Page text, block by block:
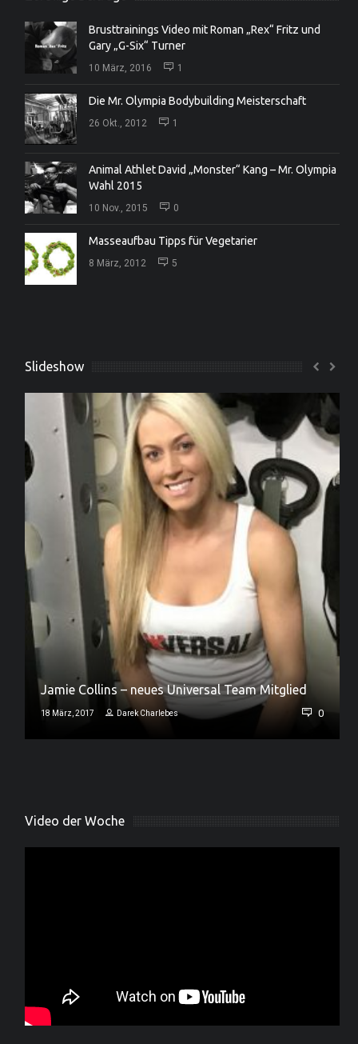
Brusttrainings Video mit Roman „Rex“ Fritz und
Gary „G-Six“ Turner
10 März, 2016 1
Die Mr. Olympia Bodybuilding Meisterschaft
26 Okt., 2012 1
Animal Athlet David „Monster“ Kang – Mr. Olympia
Wahl 2015
10 Nov., 2015 0
Masseaufbau Tipps für Vegetarier
8 März, 2012 5
Slideshow
Jamie Collins – neues Universal Team Mitglied
18 März, 2017 Darek Charlebes 0
Video der Woche